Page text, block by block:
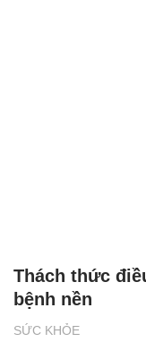
SỨC KHỎE
Thách thức
bệnh nền